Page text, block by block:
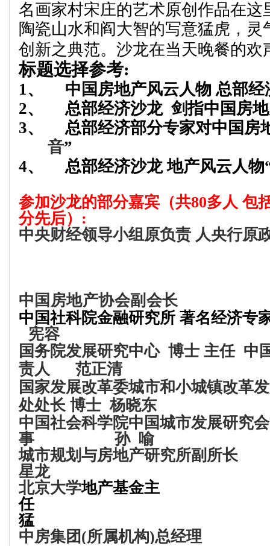
名画家村宋庄的艺术原创作品在这
陶瓷山水和阎大智的写意猛虎，灵
创新之典范。沙龙在当天晚餐的欢
标题选择参考:
1、
中国房地产风云人物 总部经
2、
总部经济沙龙 剑指中国房
3、
总部经济部分专家对中国房
音”
4、
总部经济沙龙 地产风云人物
参加沙龙的部分嘉宾（共80多人 包
分先后） :
中央财经领导小组原负责 人央行原
中国房地产协会副会长
中国社科院金融研究所 著名经济专
宪容
国务院发展研究中心 博士 主任 中
责人
范正清
国家发展改革委城市和小城镇改革
处处长 博士 杨晓东
中国社会科学院中国城市发展研究
事
孙 喻
城市规划与房地产研究所副所长
星龙
北京大学地产基金主
任
猛
中房集团(所属机构)总经理